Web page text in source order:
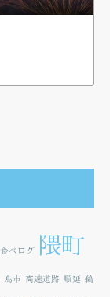
食べログ 隈町
鳥市 高速道路 順延 鵜